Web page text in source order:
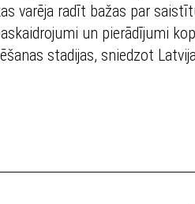
varēja radīt bažas par
un pierādījumi
stadijas, sniedzot